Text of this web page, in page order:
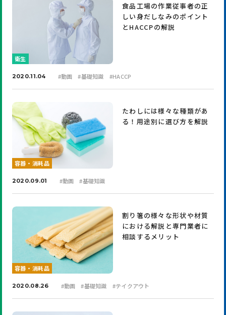
衛生
食品工場の作業従事者の正
しい身だしなみのポイント
とHACCPの解説
2020.11.04 #動画 #基礎知識 #HACCP
容器・消耗品
たわしには様々な種類があ
る！用途別に選び方を解説
2020.09.01 #動画 #基礎知識
容器・消耗品
割り箸の様々な形状や材質
における解説と専門業者に
相談するメリット
2020.08.26 #動画 #基礎知識 #テイクアウト